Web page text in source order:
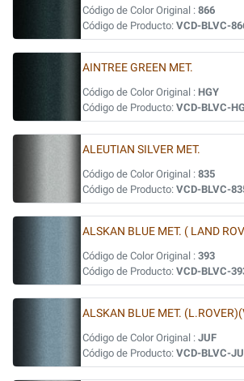
Código de Color Original : 866
Código de Producto: VCD-BLVC-
AINTREE GREEN MET.
Código de Color Original : HGY
Código de Producto: VCD-BLVC-
ALEUTIAN SILVER MET.
Código de Color Original : 835
Código de Producto: VCD-BLVC-
ALSKAN BLUE MET. ( LAND
Código de Color Original : 393
Código de Producto: VCD-BLVC-
ALSKAN BLUE MET.
Código de Color Original : JUF
Código de Producto: VCD-BLVC-